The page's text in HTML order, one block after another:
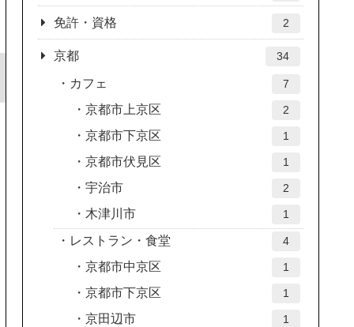
免許・資格 2
京都 34
カフェ 7
京都市上京区 2
京都市下京区 1
京都市伏見区 1
宇治市 2
木津川市 1
レストラン・食堂 4
京都市中京区 1
京都市下京区 1
京田辺市 1